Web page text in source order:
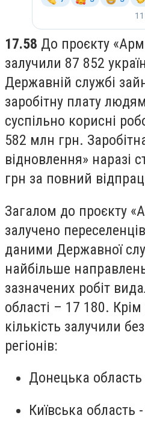
17.58 До проєкту
залучили 87 852
Державній службі
заробітну плату
суспільно корисні
582 млн грн.
відновлення» наразі
грн за повний
Загалом до проєкту
залучено
даними Державної
найбільше
зазначених робіт
області – 17 180.
кількість залучили
регіонів:
Донецька область
Київська область